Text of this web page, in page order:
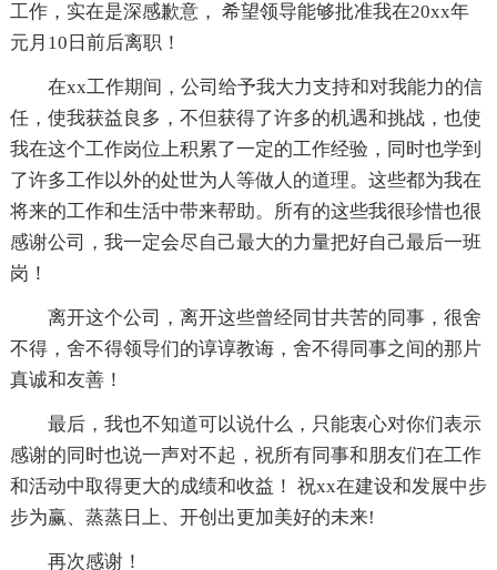
工作，实在是深感歉意， 希望领导能够批准我在20xx年
元月10日前后离职！
在xx工作期间，公司给予我大力支持和对我能力的信
任，使我获益良多，不但获得了许多的机遇和挑战，也使
我在这个工作岗位上积累了一定的工作经验，同时也学到
了许多工作以外的处世为人等做人的道理。这些都为我在
将来的工作和生活中带来帮助。所有的这些我很珍惜也很
感谢公司，我一定会尽自己最大的力量把好自己最后一班
岗！
离开这个公司，离开这些曾经同甘共苦的同事，很舍
不得，舍不得领导们的谆谆教诲，舍不得同事之间的那片
真诚和友善！
最后，我也不知道可以说什么，只能衷心对你们表示
感谢的同时也说一声对不起，祝所有同事和朋友们在工作
和活动中取得更大的成绩和收益！ 祝xx在建设和发展中步
步为赢、蒸蒸日上、开创出更加美好的未来!
再次感谢！